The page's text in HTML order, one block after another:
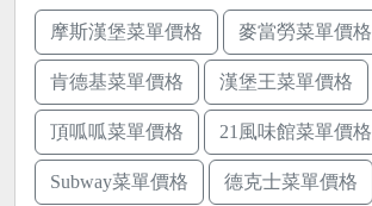
摩斯漢堡菜單價格 麥當勞菜單價格
肯德基菜單價格 漢堡王菜單價格
頂呱呱菜單價格 21風味館菜單價格
Subway菜單價格 德克士菜單價格